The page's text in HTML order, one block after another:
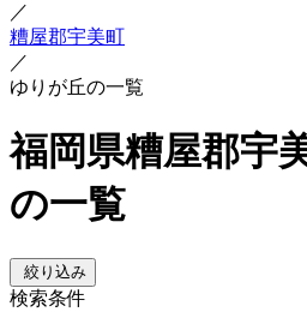
／
糟屋郡宇美町
／
ゆりが丘の一覧
福岡県糟屋郡宇
の一覧
絞り込み
検索条件